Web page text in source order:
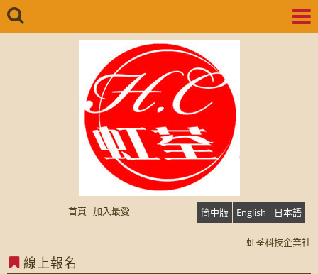
首頁 加入最愛 简中版 English
日本語
虹荃科技企業社
線上報名